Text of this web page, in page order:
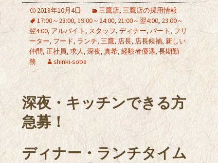
2018年10月4日 三鷹店, 三鷹店の採用情報
17:00～23:00, 19:00～24:00, 21:00～翌4:00, 23:00～
翌4:00, アルバイト , スタッフ, ディナー, パート , フリ
ーター, フード, ランチ, 三鷹,店長, 店長候補, 新しい
仲間, 正社員, 求人, 深夜, 真希, 経験者優遇, 長期勤
務
shinki-soba
深夜・キッチンできる方
急募！
ディナー・ランチタイム